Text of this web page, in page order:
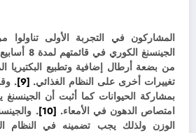
المشاركون في التجربة الأولى
الجينسنغ
من بضعة أرطال إضافية وتطبيع البكتيريا
تغييرات أخرى على النظام الغذائي. [9]
.
بمشاركة الحيوانات كما أثبت أن الجينسنغ
امتصاص الدهون في الأمعاء. [10] . و
الوزن ولذلك يجب تضمينه في النظام